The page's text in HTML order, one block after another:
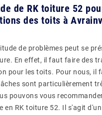
de RK toiture 52
des toits à
de problèmes peut se
En effet, il faut faire des
pour les toits. Pour nous, il
sont particulièrement
pouvons vous
en RK toiture 52. Il s'agit